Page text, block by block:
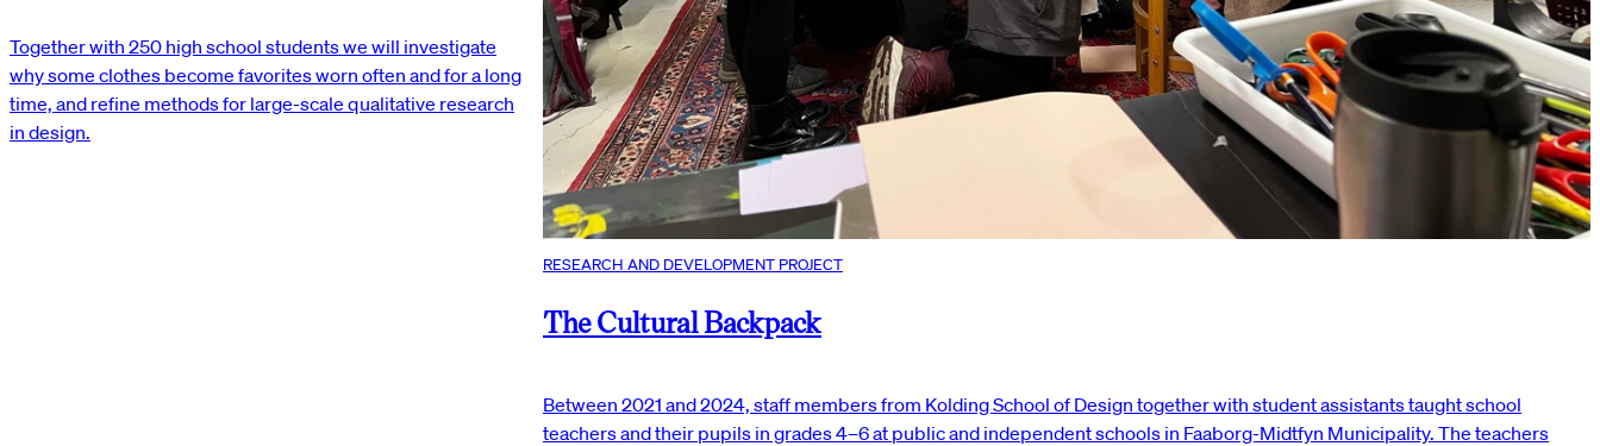
Together with 250 high school students we will investigate
why some clothes become favorites worn often and for a long
time, and refine methods for large-scale qualitative research
in design.
RESEARCH AND DEVELOPMENT PROJECT
The Cultural Backpack
Between 2021 and 2024, staff members from Kolding School of Design together with student assistants taught school
teachers and their pupils in grades 4–6 at public and independent schools in Faaborg-Midtfyn Municipality. The teachers